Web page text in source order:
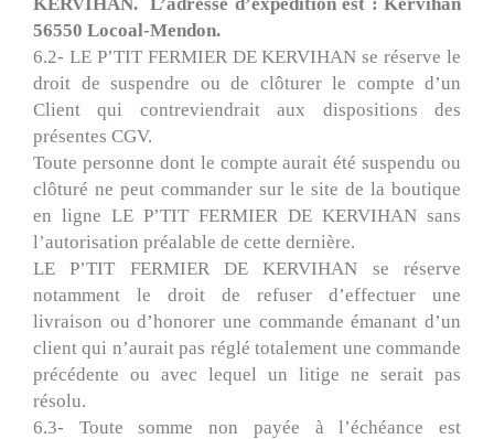
56550 Locoal-Mendon.
6.2- LE P’TIT FERMIER DE KERVIHAN se réserve le
droit de suspendre ou de clôturer le compte d’un
Client qui contreviendrait aux dispositions des
présentes CGV.
Toute personne dont le compte aurait été suspendu ou
clôturé ne peut commander sur le site de la boutique
en ligne LE P’TIT FERMIER DE KERVIHAN sans
l’autorisation préalable de cette dernière.
LE P’TIT FERMIER DE KERVIHAN se réserve
notamment le droit de refuser d’effectuer une
livraison ou d’honorer une commande émanant d’un
client qui n’aurait pas réglé totalement une commande
précédente ou avec lequel un litige ne serait pas
résolu.
6.3- Toute somme non payée à l’échéance est